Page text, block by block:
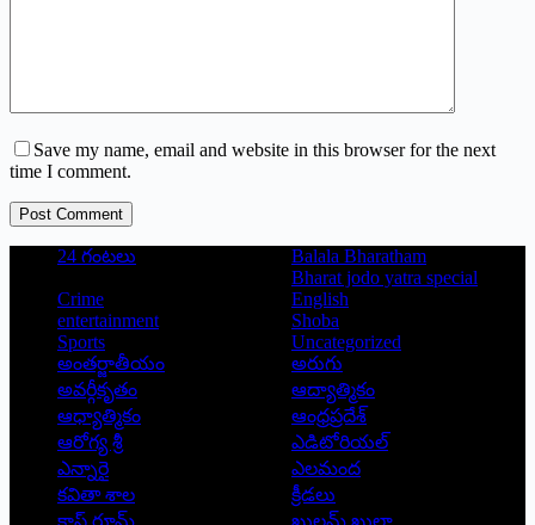
Save my name, email and website in this browser for the next
time I comment.
Post Comment
24 గంటలు
Balala Bharatham
Bharat jodo yatra special
Crime
English
entertainment
Shoba
Sports
Uncategorized
అంతర్జాతీయం
అరుగు
అవర్గీకృతం
ఆద్యాత్మికం
ఆధ్యాత్మికం
ఆంధ్రప్రదేశ్
ఆరోగ్య శ్రీ
ఎడిటోరియల్
ఎన్నారై
ఎలమంద
కవితా శాల
క్రీడలు
క్లాస్ రూమ్
ఖుల్లమ్ ఖుల్లా